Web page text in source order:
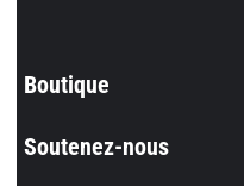
Boutique
Soutenez-nous